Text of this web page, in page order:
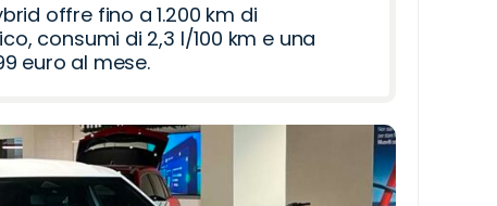
offre fino a 1.200 km di
consumi di 2,3 l/100 km e una
euro al mese.